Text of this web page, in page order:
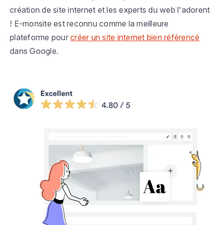
création de site internet et les experts du web l'adorent
! E-monsite est reconnu comme la meilleure
plateforme pour créer un site internet bien référencé
dans Google.